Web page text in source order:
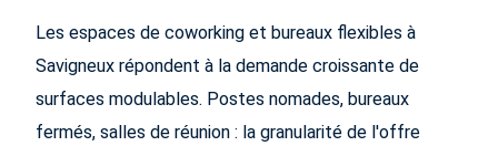
Les espaces de coworking et bureaux flexibles à
Savigneux répondent à la demande croissante de
surfaces modulables. Postes nomades, bureaux
fermés, salles de réunion : la granularité de l'offre